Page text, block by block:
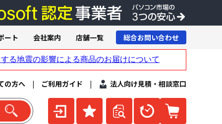
の方へ | ご利用ガイド | 法人向け見積・相談窓口
ート 会社案内 店舗一覧 総合お問い合わせ